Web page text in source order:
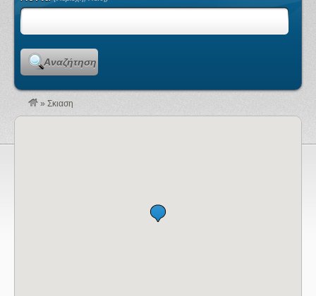
Αναζήτηση
» Σκιαση